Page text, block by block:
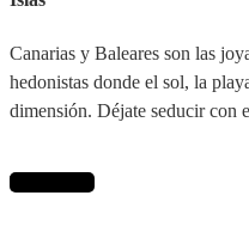
Canarias y Baleares son las
hedonistas donde el sol, la
dimensión. Déjate seducir con
Ver destino